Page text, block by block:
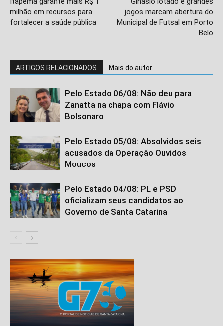
milhão em recursos para
fortalecer a saúde pública
jogos marcam abertura do
Municipal de Futsal em Porto
Belo
ARTIGOS RELACIONADOS Mais do autor
Pelo Estado 06/08: Não deu para
Zanatta na chapa com Flávio
Bolsonaro
Pelo Estado 05/08: Absolvidos seis
acusados da Operação Ouvidos
Moucos
Pelo Estado 04/08: PL e PSD
oficializam seus candidatos ao
Governo de Santa Catarina